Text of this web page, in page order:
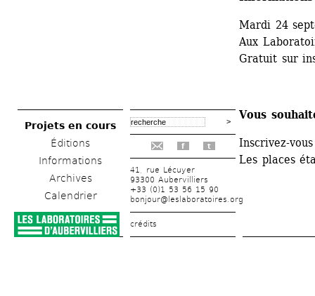
Projets en cours
Éditions
Informations
Archives
Calendrier
f t
41, rue Lécuyer
93300 Aubervilliers
+33 (0)1 53 56 15 90
bonjour@leslaboratoires.org
crédits
Mardi 24
Aux
Gratuit sur
Vous
Inscrivez-
Les places